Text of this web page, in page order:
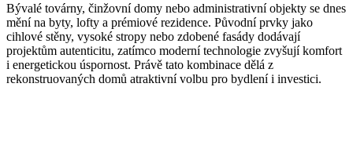
Bývalé továrny, činžovní domy nebo administrativní objekty se dnes
mění na byty, lofty a prémiové rezidence. Původní prvky jako
cihlové stěny, vysoké stropy nebo zdobené fasády dodávají
projektům autenticitu, zatímco moderní technologie zvyšují komfort
i energetickou úspornost. Právě tato kombinace dělá z
rekonstruovaných domů atraktivní volbu pro bydlení i investici.